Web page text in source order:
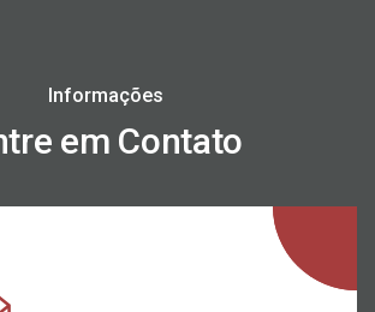
Informações
em Contato